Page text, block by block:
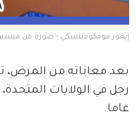
إيغور فوفكوفينسكي - صورة من
بعد معاناته من المرض،
عاما.